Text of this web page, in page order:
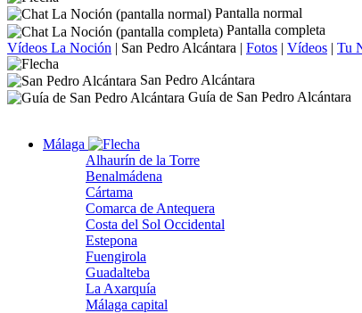
Pantalla normal
Pantalla completa
Vídeos La Noción | San Pedro Alcántara | Fotos | Vídeos | Tu
San Pedro Alcántara
Guía de San Pedro Alcántara
Málaga
Alhaurín de la Torre
Benalmádena
Cártama
Comarca de Antequera
Costa del Sol Occidental
Estepona
Fuengirola
Guadalteba
La Axarquía
Málaga capital